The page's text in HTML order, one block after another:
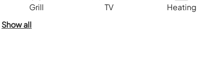
Grill TV
Heating
Show all